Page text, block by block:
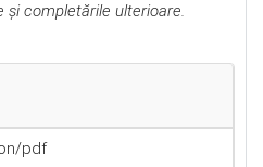
şi completările ulterioare.
pdf